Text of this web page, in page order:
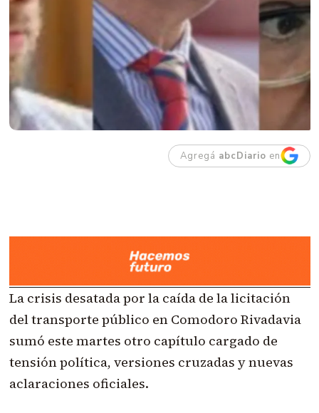
Agregá abcDiario en
La crisis desatada por la caída de la licitación
del transporte público en Comodoro Rivadavia
sumó este martes otro capítulo cargado de
tensión política, versiones cruzadas y nuevas
aclaraciones oficiales.